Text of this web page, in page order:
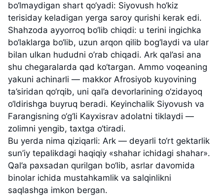
bo‘lmaydigan shart qo‘yadi: Siyovush ho‘kiz
terisiday keladigan yerga saroy qurishi kerak edi.
Shahzoda ayyorroq bo‘lib chiqdi: u terini ingichka
bo‘laklarga bo‘lib, uzun arqon qilib bog‘laydi va ular
bilan ulkan hududni o’rab chiqadi. Ark qal’asi ana
shu chegaralarda qad ko‘targan. Ammo voqeaning
yakuni achinarli — makkor Afrosiyob kuyovining
ta’siridan qo‘rqib, uni qal’a devorlarining o‘zidayoq
o‘ldirishga buyruq beradi. Keyinchalik Siyovush va
Farangisning o‘g‘li Kayxisrav adolatni tiklaydi —
zolimni yengib, taxtga o‘tiradi.
Bu yerda nima qiziqarli: Ark — deyarli to‘rt gektarlik
sun’iy tepalikdagi haqiqiy «shahar ichidagi shahar».
Qal’a paxsadan qurilgan bo‘lib, asrlar davomida
binolar ichida mustahkamlik va salqinlikni
saqlashga imkon bergan.